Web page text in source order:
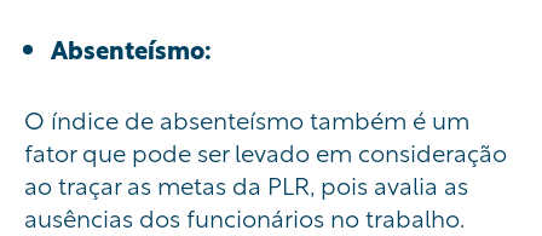
Absenteísmo:
O índice de absenteísmo também é um
fator que pode ser levado em consideração
ao traçar as metas da PLR, pois avalia as
ausências dos funcionários no trabalho.